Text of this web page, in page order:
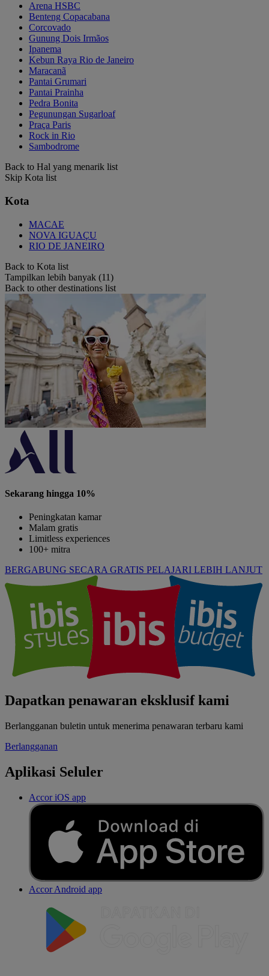
Arena HSBC
Benteng Copacabana
Corcovado
Gunung Dois Irmãos
Ipanema
Kebun Raya Rio de Janeiro
Maracanã
Pantai Grumari
Pantai Prainha
Pedra Bonita
Pegunungan Sugarloaf
Praça Paris
Rock in Rio
Sambodrome
Back to Hal yang menarik list
Skip Kota list
Kota
MACAE
NOVA IGUAÇU
RIO DE JANEIRO
Back to Kota list
Tampilkan lebih banyak (11)
Back to other destinations list
Sekarang hingga 10%
Peningkatan kamar
Malam gratis
Limitless experiences
100+ mitra
BERGABUNG SECARA GRATIS PELAJARI LEBIH LANJUT
Dapatkan penawaran eksklusif kami
Berlangganan buletin untuk menerima penawaran terbaru kami
Berlangganan
Aplikasi Seluler
Accor iOS app
Accor Android app